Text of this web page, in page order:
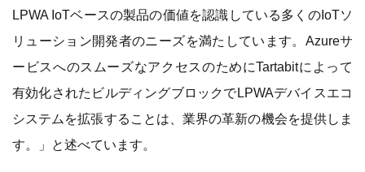
LPWA IoTベースの製品の価値を認識している多くのIoTソ
リューション開発者のニーズを満たしています。Azureサ
ービスへのスムーズなアクセスのためにTartabitによって
有効化されたビルディングブロックでLPWAデバイスエコ
システムを拡張することは、業界の革新の機会を提供しま
す。」と述べています。